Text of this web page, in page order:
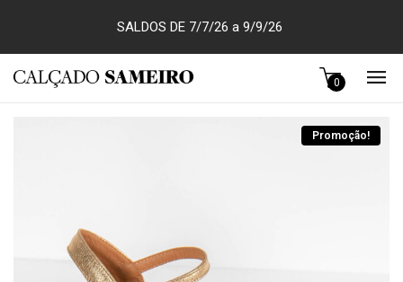
SALDOS DE 7/7/26 a 9/9/26
0
Promoção!